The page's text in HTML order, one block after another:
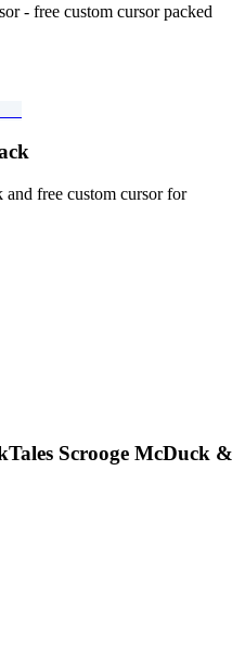
- free custom cursor packed
free custom cursor for
Scrooge McDuck &